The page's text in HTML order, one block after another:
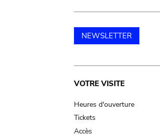
NEWSLETTER
Main
navigation
VOTRE VISITE
Heures d'ouverture
Tickets
Accès